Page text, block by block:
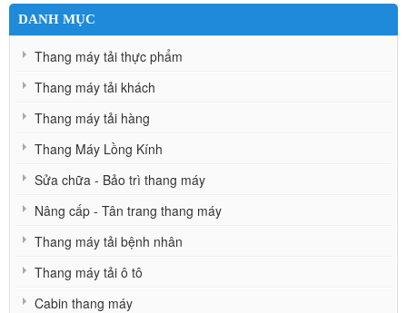
DANH MỤC
Thang máy tải thực phẩm
Thang máy tải khách
Thang máy tải hàng
Thang Máy Lồng Kính
Sửa chữa - Bảo trì thang máy
Nâng cấp - Tân trang thang máy
Thang máy tải bệnh nhân
Thang máy tải ô tô
Cabin thang máy